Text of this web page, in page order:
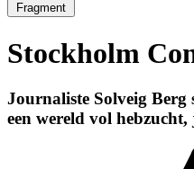
Fragment
Stockholm
Journaliste Solveig Berg
een wereld vol hebzucht,